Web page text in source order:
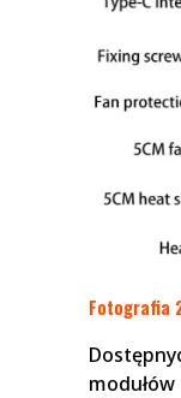
Fotografia